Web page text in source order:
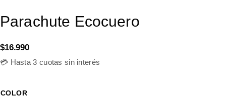
Parachute Ecocuero
$16.990
💳 Hasta 3 cuotas sin interés
COLOR